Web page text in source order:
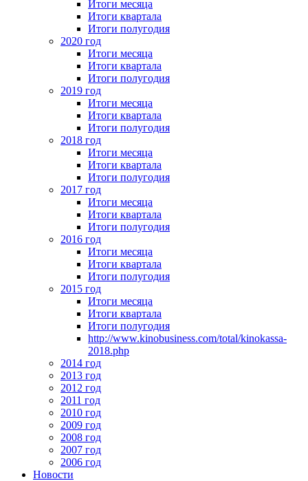
Итоги месяца
Итоги квартала
Итоги полугодия
2020 год
Итоги месяца
Итоги квартала
Итоги полугодия
2019 год
Итоги месяца
Итоги квартала
Итоги полугодия
2018 год
Итоги месяца
Итоги квартала
Итоги полугодия
2017 год
Итоги месяца
Итоги квартала
Итоги полугодия
2016 год
Итоги месяца
Итоги квартала
Итоги полугодия
2015 год
Итоги месяца
Итоги квартала
Итоги полугодия
http://www.kinobusiness.com/total/kinokassa-
2018.php
2014 год
2013 год
2012 год
2011 год
2010 год
2009 год
2008 год
2007 год
2006 год
Новости